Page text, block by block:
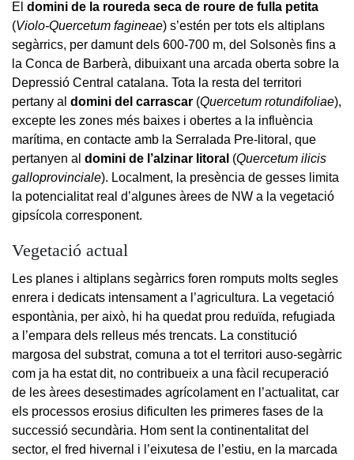
El domini de la roureda seca de roure de fulla petita
(Violo-Quercetum fagineae) s’estén per tots els altiplans
segàrrics, per damunt dels 600-700 m, del Solsonès fins a
la Conca de Barberà, dibuixant una arcada oberta sobre la
Depressió Central catalana. Tota la resta del territori
pertany al domini del carrascar (Quercetum rotundifoliae),
excepte les zones més baixes i obertes a la influència
marítima, en contacte amb la Serralada Pre-litoral, que
pertanyen al domini de l’alzinar litoral (Quercetum ilicis
galloprovinciale). Localment, la presència de gesses limita
la potencialitat real d’algunes àrees de NW a la vegetació
gipsícola corresponent.
Vegetació actual
Les planes i altiplans segàrrics foren romputs molts segles
enrera i dedicats intensament a l’agricultura. La vegetació
espontània, per això, hi ha quedat prou reduïda, refugiada
a l’empara dels relleus més trencats. La constitució
margosa del substrat, comuna a tot el territori auso-segàrric
com ja ha estat dit, no contribueix a una fàcil recuperació
de les àrees desestimades agrícolament en l’actualitat, car
els processos erosius dificulten les primeres fases de la
successió secundària. Hom sent la continentalitat del
sector, el fred hivernal i l’eixutesa de l’estiu, en la marcada